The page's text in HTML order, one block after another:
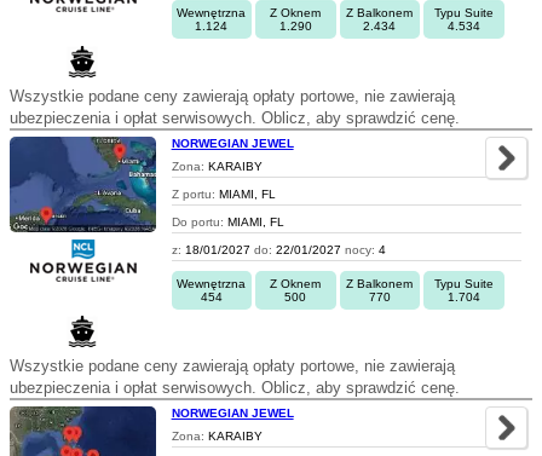
Wewnętrzna
1.124
Z Oknem
1.290
Z Balkonem
2.434
Typu Suite
4.534
Wszystkie podane ceny zawierają opłaty portowe, nie zawierają
ubezpieczenia i opłat serwisowych. Oblicz, aby sprawdzić cenę.
NORWEGIAN JEWEL
Zona: KARAIBY
Z portu: MIAMI, FL
Do portu: MIAMI, FL
z: 18/01/2027 do: 22/01/2027 nocy: 4
Wewnętrzna
454
Z Oknem
500
Z Balkonem
770
Typu Suite
1.704
Wszystkie podane ceny zawierają opłaty portowe, nie zawierają
ubezpieczenia i opłat serwisowych. Oblicz, aby sprawdzić cenę.
NORWEGIAN JEWEL
Zona: KARAIBY